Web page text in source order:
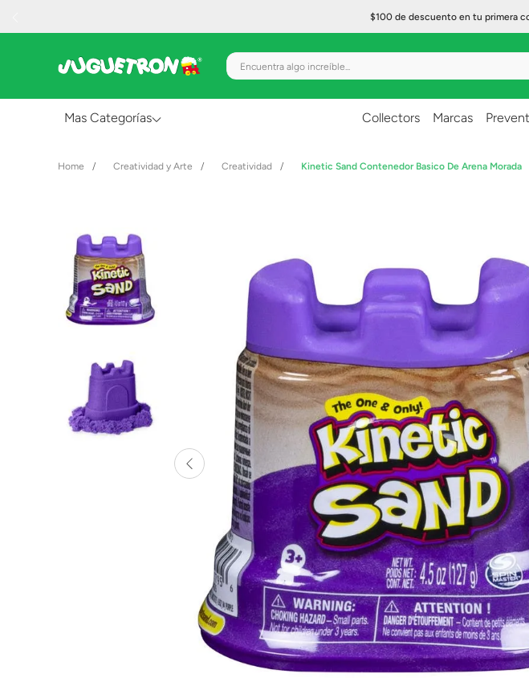
$100 de descuento en tu primera
Encuentra algo increíble...
Mas Categorías
Creatividad y Arte
Figuras de Acción
Gadgets y Electrónicos
Lanzadores
Muñecas
Construcción
Collectors Marcas
Creatividad y Arte Creatividad Kinetic Sand Contenedor Basico De Arena Morada